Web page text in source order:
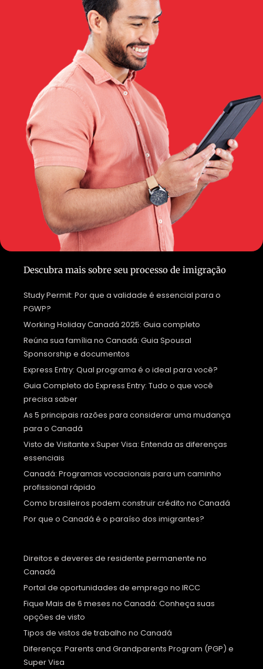
Descubra mais sobre seu processo de imigração
Study Permit: Por que a validade é essencial para o
PGWP?
Working Holiday Canadá 2025: Guia completo
Reúna sua família no Canadá: Guia Spousal
Sponsorship e documentos
Express Entry: Qual programa é o ideal para você?
Guia Completo do Express Entry: Tudo o que você
precisa saber
As 5 principais razões para considerar uma mudança
para o Canadá
Visto de Visitante x Super Visa: Entenda as diferenças
essenciais
Canadá: Programas vocacionais para um caminho
profissional rápido
Como brasileiros podem construir crédito no Canadá
Por que o Canadá é o paraíso dos imigrantes?
Direitos e deveres de residente permanente no
Canadá
Portal de oportunidades de emprego no IRCC
Fique Mais de 6 meses no Canadá: Conheça suas
opções de visto
Tipos de vistos de trabalho no Canadá
Diferença: Parents and Grandparents Program (PGP) e
Super Visa